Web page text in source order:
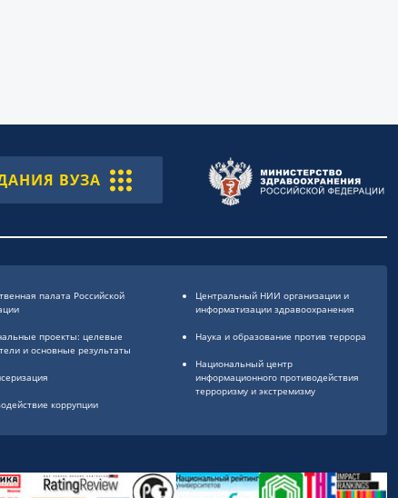
ВУЗА
палата Российской
проекты: целевые
и основные результаты
коррупции
Центральный НИИ организации и
информатизации здравоохранения
Наука и образование против террора
Национальный центр
информационного противодействия
терроризму и экстремизму